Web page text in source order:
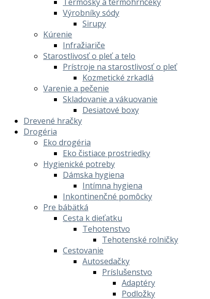
Výrobníky sódy
Sirupy
Kúrenie
Infražiariče
Starostlivosť o pleť a telo
Prístroje na starostlivosť o pleť
Kozmetické zrkadlá
Varenie a pečenie
Skladovanie a vákuovanie
Desiatové boxy
Drevené hračky
Drogéria
Eko drogéria
Eko čistiace prostriedky
Hygienické potreby
Dámska hygiena
Intímna hygiena
Inkontinenčné pomôcky
Pre bábätká
Cesta k dieťatku
Tehotenstvo
Tehotenské rolničky
Cestovanie
Autosedačky
Príslušenstvo
Adaptéry
Podložky